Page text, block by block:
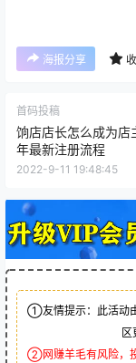
海报分享
首码投稿
饷店店长怎么成为店
年最新注册流程
2022-9-11 19:48:45
①友情提示：此活动
区
②网赚羊毛有风险，